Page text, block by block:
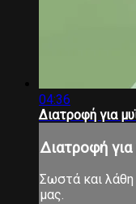
04:36
Διατροφή για
Διατροφή για
Σωστά και
μας.